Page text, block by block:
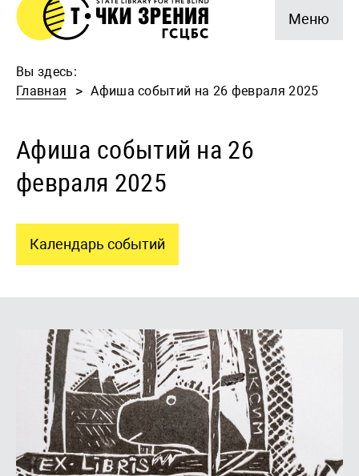
Меню
Вы здесь:
Главная
Афиша событий на 26 февраля 2025
Афиша событий на 26
февраля 2025
Календарь событий